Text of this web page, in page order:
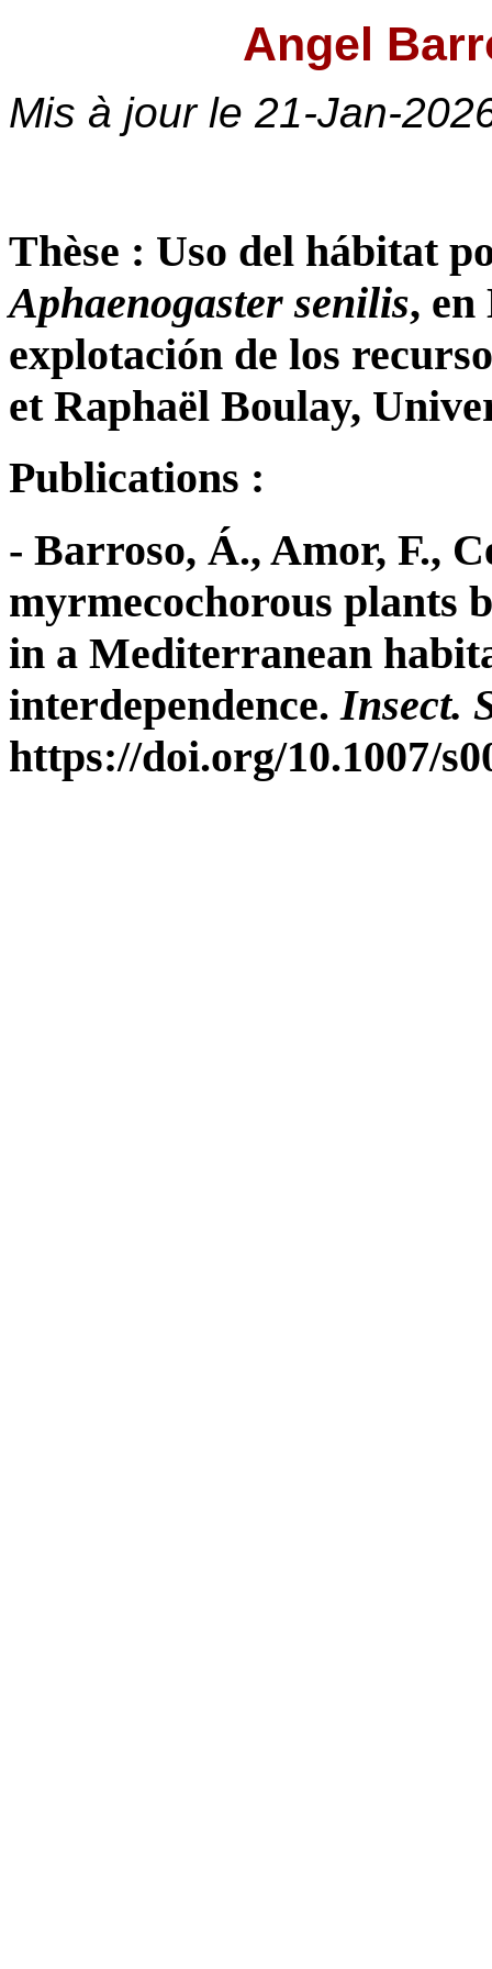
Angel
Mis à jour le 21-Jan-
Thèse : Uso del hábitat
Aphaenogaster senilis, en
explotación de los
et Raphaël Boulay,
Publications :
- Barroso, Á., Amor, F.,
myrmecochorous plants
in a Mediterranean
interdependence.Insect.
https://doi.org/10.1007/